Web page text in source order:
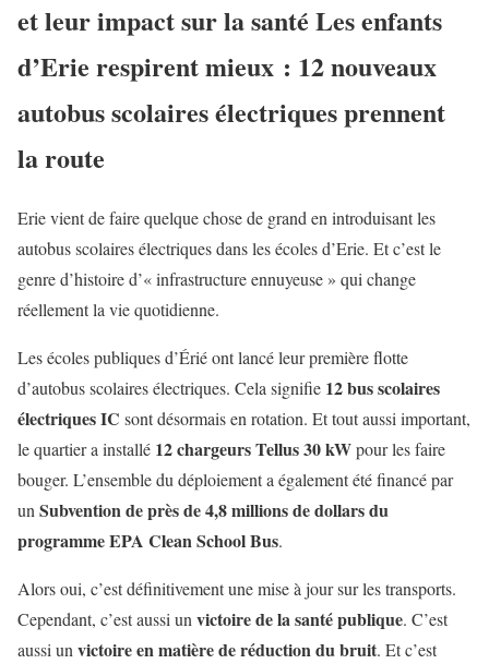
et leur impact sur la santé Les enfants
d’Erie respirent mieux : 12 nouveaux
autobus scolaires électriques prennent
la route
Erie vient de faire quelque chose de grand en introduisant les
autobus scolaires électriques dans les écoles d’Erie. Et c’est le
genre d’histoire d’« infrastructure ennuyeuse » qui change
réellement la vie quotidienne.
Les écoles publiques d’Érié ont lancé leur première flotte
d’autobus scolaires électriques. Cela signifie 12 bus scolaires
électriques IC sont désormais en rotation. Et tout aussi important,
le quartier a installé 12 chargeurs Tellus 30 kWpour les faire
bouger. L’ensemble du déploiement a également été financé par
unSubvention de près de 4,8 millions de dollars du
programme EPA Clean School Bus.
Alors oui, c’est définitivement une mise à jour sur les transports.
Cependant, c’est aussi unvictoire de la santé publique. C’est
aussi unvictoire en matière de réduction du bruit. Et c’est